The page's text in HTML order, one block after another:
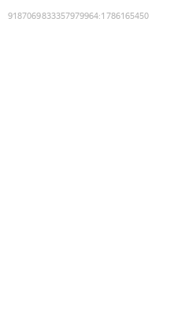
9187069833357979964:1786165450